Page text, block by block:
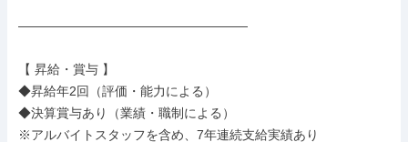
――――――――――――――――――
【 昇給・賞与 】
◆昇給年2回（評価・能力による）
◆決算賞与あり（業績・職制による）
※アルバイトスタッフを含め、7年連続支給実績あり